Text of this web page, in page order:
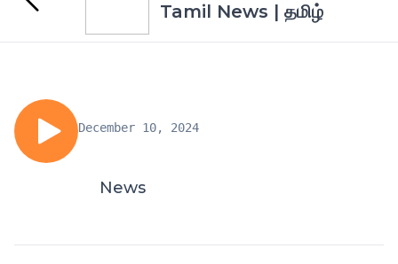
Tamil News | தமிழ்
December 10, 2024
News